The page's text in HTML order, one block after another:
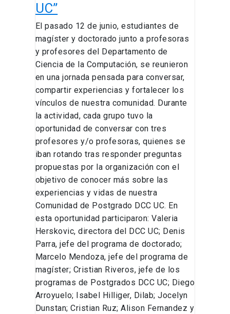
UC”
El pasado 12 de junio, estudiantes de
magíster y doctorado junto a profesoras
y profesores del Departamento de
Ciencia de la Computación, se reunieron
en una jornada pensada para conversar,
compartir experiencias y fortalecer los
vínculos de nuestra comunidad. Durante
la actividad, cada grupo tuvo la
oportunidad de conversar con tres
profesores y/o profesoras, quienes se
iban rotando tras responder preguntas
propuestas por la organización con el
objetivo de conocer más sobre las
experiencias y vidas de nuestra
Comunidad de Postgrado DCC UC. En
esta oportunidad participaron: Valeria
Herskovic, directora del DCC UC; Denis
Parra, jefe del programa de doctorado;
Marcelo Mendoza, jefe del programa de
magíster; Cristian Riveros, jefe de los
programas de Postgrados DCC UC; Diego
Arroyuelo; Isabel Hilliger, Dilab; Jocelyn
Dunstan; Cristian Ruz; Alison Fernandez y